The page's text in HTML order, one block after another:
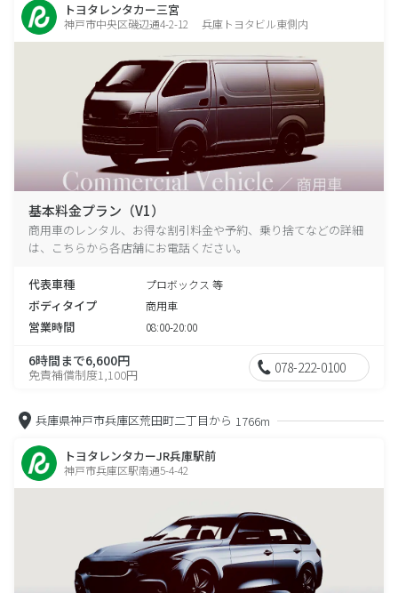
トヨタレンタカー三宮
神戸市中央区磯辺通4-2-12 兵庫トヨタビル東側内
基本料金プラン（V1）
商用車のレンタル、お得な割引料金や予約、乗り捨てなどの詳細
は、こちらから各店舗にお電話ください。
代表車種 プロボックス 等
ボディタイプ 商用車
営業時間 08:00-20:00
6時間まで6,600円
免責補償制度1,100円 078-222-0100
兵庫県神戸市兵庫区荒田町二丁目から 1766m
トヨタレンタカーJR兵庫駅前
神戸市兵庫区駅南通5-4-42